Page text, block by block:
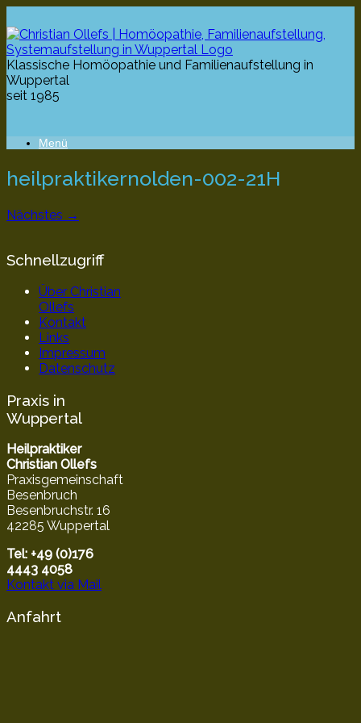
Klassische Homöopathie und Familienaufstellung in
Wuppertal
seit 1985
Menü
heilpraktikernolden-002-21H
Nächstes →
Schnellzugriff
Über Christian
Ollefs
Kontakt
Links
Impressum
Datenschutz
Praxis in
Wuppertal
Heilpraktiker
Christian Ollefs
Praxisgemeinschaft
Besenbruch
Besenbruchstr. 16
42285 Wuppertal
Tel: +49 (0)176
4443 4058
Kontakt via Mail
Anfahrt